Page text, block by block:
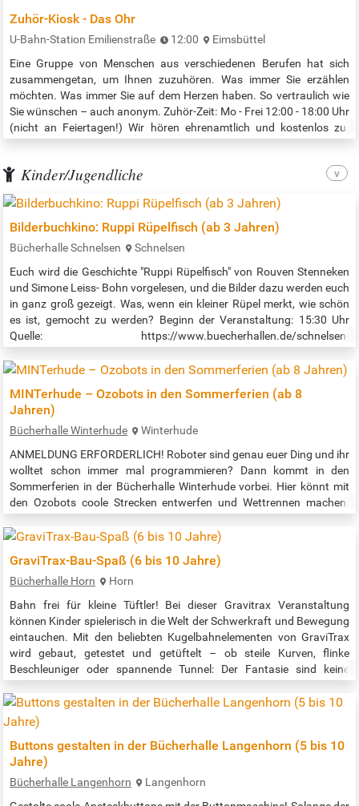
Zuhör-Kiosk - Das Ohr
U-Bahn-Station Emilienstraße 12:00
Eimsbüttel
Eine Gruppe von Menschen aus verschiedenen Berufen hat sich
zusammengetan, um Ihnen zuzuhören. Was immer Sie erzählen
möchten. Was immer Sie auf dem Herzen haben. So vertraulich wie
Sie wünschen – auch anonym. Zuhör-Zeit: Mo - Frei 12:00 - 18:00 Uhr
(nicht an Feiertagen!) Wir hören ehrenamtlich und kostenlos zu.
Deshalb kann es in Ausnahmefällen auch mal dazu kommen, dass
Zuhörer-Kiosk…
Kinder/Jugendliche
Bilderbuchkino: Ruppi Rüpelfisch (ab 3 Jahren)
Bücherhalle Schnelsen
Schnelsen
Euch wird die Geschichte "Ruppi Rüpelfisch" von Rouven Stenneken
und Simone Leiss- Bohn vorgelesen, und die Bilder dazu werden euch
in ganz groß gezeigt. Was, wenn ein kleiner Rüpel merkt, wie schön
es ist, gemocht zu werden? Beginn der Veranstaltung: 15:30 Uhr
Quelle: https://www.buecherhallen.de/schnelsen-
MINTerhude – Ozobots in den Sommerferien (ab 8
Jahren)
Bücherhalle Winterhude
Winterhude
ANMELDUNG ERFORDERLICH! Roboter sind genau euer Ding und ihr
wolltet schon immer mal programmieren? Dann kommt in den
Sommerferien in der Bücherhalle Winterhude vorbei. Hier könnt mit
den Ozobots coole Strecken entwerfen und Wettrennen machen.
winterhude@buecherhallen.de Veranstaltungszeit: 10:00 - 11:00 Uhr
GraviTrax-Bau-Spaß (6 bis 10 Jahre)
Bücherhalle Horn
Horn
Bahn frei für kleine Tüftler! Bei dieser Gravitrax Veranstaltung
können Kinder spielerisch in die Welt der Schwerkraft und Bewegung
eintauchen. Mit den beliebten Kugelbahnelementen von GraviTrax
wird gebaut, getestet und getüftelt – ob steile Kurven, flinke
Beschleuniger oder spannende Tunnel: Der Fantasie sind keine
Buttons gestalten in der Bücherhalle Langenhorn (5 bis 10
Jahre)
Bücherhalle Langenhorn
Langenhorn